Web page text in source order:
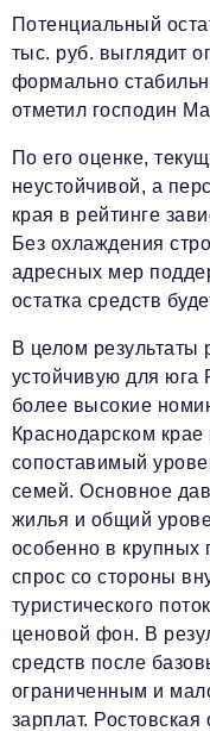
Потенциальный
тыс. руб. выглядит
формально
отметил господин
По его оценке,
неустойчивой, а
края в рейтинге
Без охлаждения
адресных мер
остатка средств
В целом результаты
устойчивую для
более высокие
Краснодарском
сопоставимый
семей. Основное
жилья и общий
особенно в крупных
спрос со стороны
туристического
ценовой фон. В
средств после
ограниченным и
зарплат.